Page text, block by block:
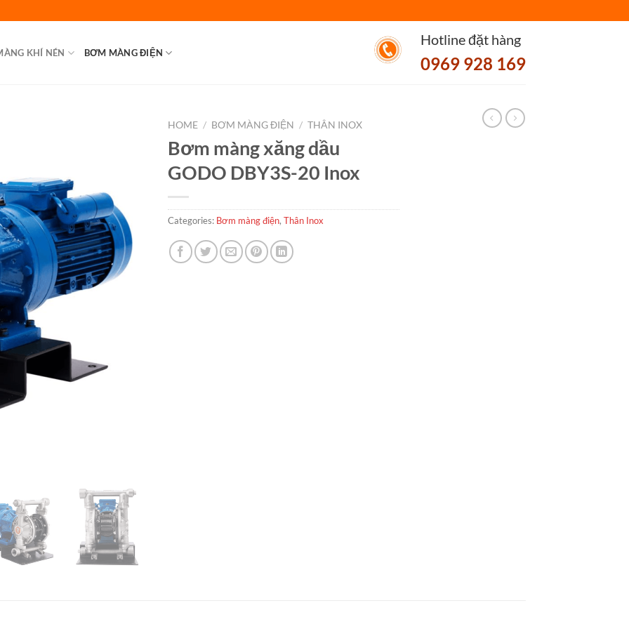
KHÍ NÉN BƠM MÀNG ĐIỆN
Hotline đặt hàng
0969 928 169
HOME / BƠM MÀNG ĐIỆN / THÂN INOX
Bơm màng xăng dầu
GODO DBY3S-20 Inox
Categories: Bơm màng điện, Thân Inox